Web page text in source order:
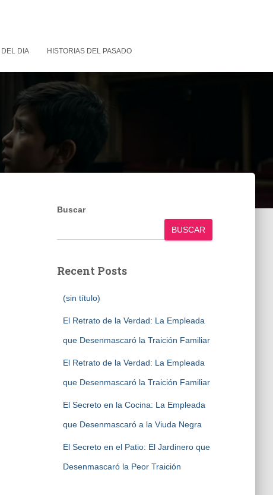
DEL DIA HISTORIAS DEL PASADO
Buscar
BUSCAR
Recent Posts
(sin título)
El Retrato de la Verdad: La Empleada
que Desenmascaró la Traición Familiar
El Retrato de la Verdad: La Empleada
que Desenmascaró la Traición Familiar
El Secreto en la Cocina: La Empleada
que Desenmascaró a la Viuda Negra
El Secreto en el Patio: El Jardinero que
Desenmascaró la Peor Traición